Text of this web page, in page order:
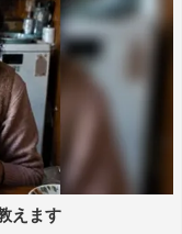
。水上、黒崎、妹
説初出演となる。
楽しみにお待ちの
、村山愛助役を授
助を演じられるの
さん演じる花田鈴
きます。『ブギウ
えます